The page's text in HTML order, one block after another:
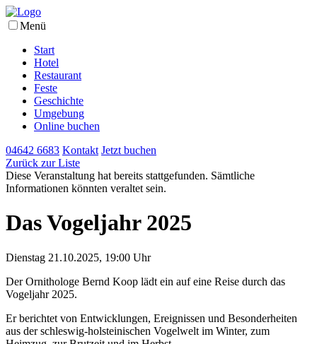
Menü
Start
Hotel
Restaurant
Feste
Geschichte
Umgebung
Online buchen
04642 6683 Kontakt Jetzt buchen
Zurück zur Liste
Diese Veranstaltung hat bereits stattgefunden. Sämtliche
Informationen könnten veraltet sein.
Das Vogeljahr 2025
Dienstag 21.10.2025, 19:00 Uhr
Der Ornithologe Bernd Koop lädt ein auf eine Reise durch das
Vogeljahr 2025.
Er berichtet von Entwicklungen, Ereignissen und Besonderheiten
aus der schleswig-holsteinischen Vogelwelt im Winter, zum